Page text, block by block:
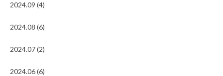
2024.09 (4)
2024.08 (6)
2024.07 (2)
2024.06 (6)